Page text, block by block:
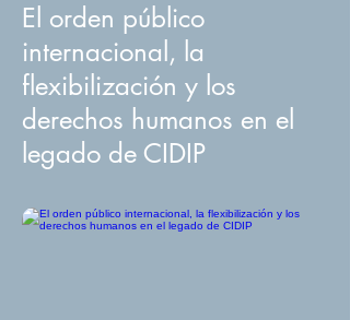
El orden público
internacional, la
flexibilización y los
derechos humanos en el
legado de CIDIP